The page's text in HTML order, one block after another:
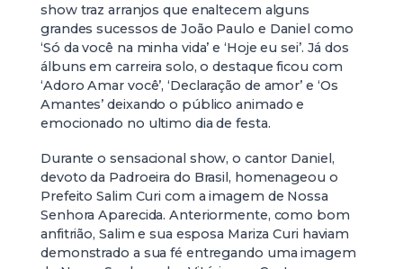
show traz arranjos que enaltecem alguns
grandes sucessos de João Paulo e Daniel como
‘Só da você na minha vida’ e ‘Hoje eu sei’. Já dos
álbuns em carreira solo, o destaque ficou com
‘Adoro Amar você’, ‘Declaração de amor’ e ‘Os
Amantes’ deixando o público animado e
emocionado no ultimo dia de festa.
Durante o sensacional show, o cantor Daniel,
devoto da Padroeira do Brasil, homenageou o
Prefeito Salim Curi com a imagem de Nossa
Senhora Aparecida. Anteriormente, como bom
anfitrião, Salim e sua esposa Mariza Curi haviam
demonstrado a sua fé entregando uma imagem